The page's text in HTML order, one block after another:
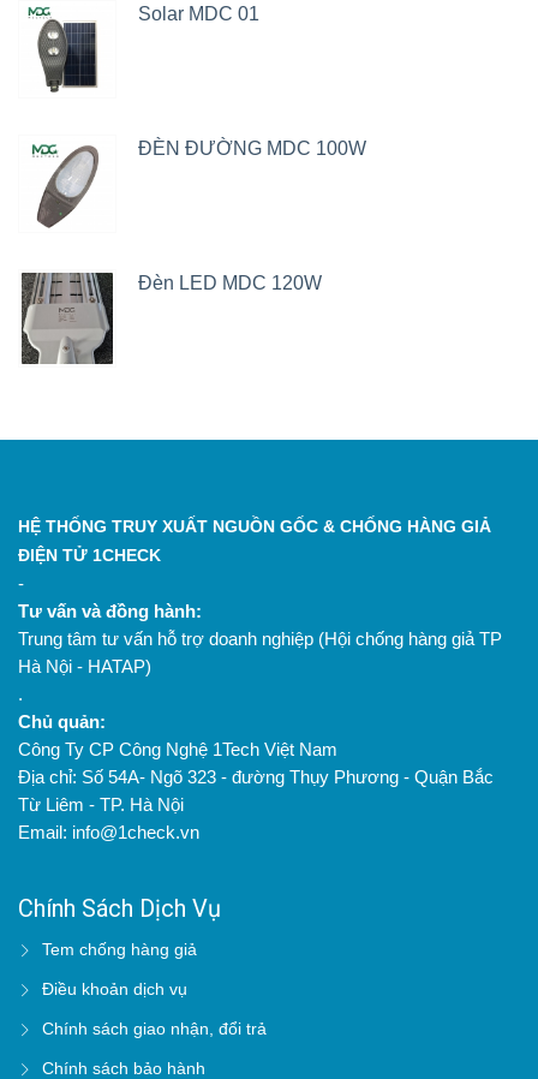
Solar MDC 01
ĐÈN ĐƯỜNG MDC 100W
Đèn LED MDC 120W
HỆ THỐNG TRUY XUẤT NGUỒN GỐC & CHỐNG HÀNG GIẢ
ĐIỆN TỬ 1CHECK
-
Tư vấn và đồng hành:
Trung tâm tư vấn hỗ trợ doanh nghiệp (Hội chống hàng giả TP
Hà Nội - HATAP)
.
Chủ quản:
Công Ty CP Công Nghệ 1Tech Việt Nam
Địa chỉ: Số 54A- Ngõ 323 - đường Thụy Phương - Quận Bắc
Từ Liêm - TP. Hà Nội
Email: info@1check.vn
Chính Sách Dịch Vụ
Tem chống hàng giả
Điều khoản dịch vụ
Chính sách giao nhận, đổi trả
Chính sách bảo hành